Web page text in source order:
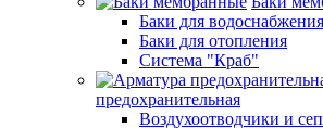
Баки для водоснабжения
Баки для отопления
Система "Краб"
предохранительная
Воздухоотводчики и